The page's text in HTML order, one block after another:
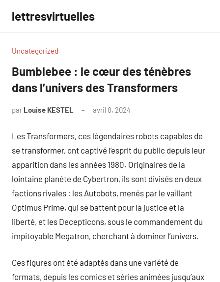
contenu
lettresvirtuelles
Uncategorized
Bumblebee : le cœur des ténèbres
dans l’univers des Transformers
par Louise KESTEL avril 8, 2024
Les Transformers, ces légendaires robots capables de
se transformer, ont captivé l’esprit du public depuis leur
apparition dans les années 1980. Originaires de la
lointaine planète de Cybertron, ils sont divisés en deux
factions rivales : les Autobots, menés par le vaillant
Optimus Prime, qui se battent pour la justice et la
liberté, et les Decepticons, sous le commandement du
impitoyable Megatron, cherchant à dominer l’univers.
Ces figures ont été adaptés dans une variété de
formats, depuis les comics et séries animées jusqu’aux